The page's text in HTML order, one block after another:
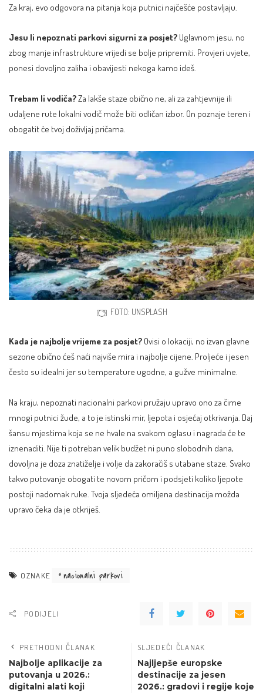
Za kraj, evo odgovora na pitanja koja putnici najčešće postavljaju.
Jesu li nepoznati parkovi sigurni za posjet? Uglavnom jesu, no
zbog manje infrastrukture vrijedi se bolje pripremiti. Provjeri uvjete,
ponesi dovoljno zaliha i obavijesti nekoga kamo ideš.
Trebam li vodiča?Za lakše staze obično ne, ali za zahtjevnije ili
udaljene rute lokalni vodič može biti odličan izbor. On poznaje teren i
obogatit će tvoj doživljaj pričama.
FOTO: UNSPLASH
Kada je najbolje vrijeme za posjet? Ovisi o lokaciji, no izvan glavne
sezone obično ćeš naći najviše mira i najbolje cijene. Proljeće i jesen
često su idealni jer su temperature ugodne, a gužve minimalne.
Na kraju, nepoznati nacionalni parkovi pružaju upravo ono za čime
mnogi putnici žude, a to je istinski mir, ljepota i osjećaj otkrivanja. Daj
šansu mjestima koja se ne hvale na svakom oglasu i nagrada će te
iznenaditi. Nije ti potreban velik budžet ni puno slobodnih dana,
dovoljna je doza znatiželje i volje da zakoračiš s utabane staze. Svako
takvo putovanje obogati te novom pričom i podsjeti koliko ljepote
postoji nadomak ruke. Tvoja sljedeća omiljena destinacija možda
upravo čeka da je otkriješ.
OZNAKE nacionalni parkovi
PODIJELI
PRETHODNI ČLANAK
Najbolje aplikacije za
putovanja u 2026.:
digitalni alati koji
SLJEDEĆI ČLANAK
Najljepše europske
destinacije za jesen
2026.: gradovi i regije koje